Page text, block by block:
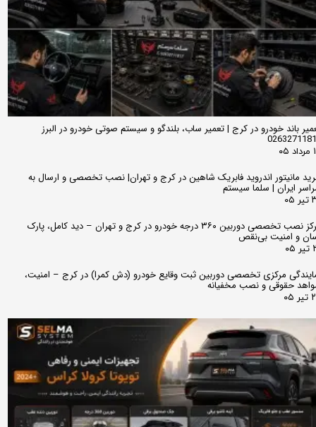
باند خودرو در کرج | تعمیر ساب، بلندگو و سیستم صوتی خودرو در البرز
مانیتور اندروید فابریک شاهین در کرج و تهران| نصب تخصصی و ارسال به
ایران | سلما سیستم
مرکز نصب تخصصی دوربین ۳۶۰ درجه خودرو در کرج و تهران – دید کامل، پارک
و امنیت بی‌نقص
مرکزی تخصصی دوربین ثبت وقایع خودرو (دش کمرا) در کرج – امنیت،
حقوقی و نصب مخفیانه